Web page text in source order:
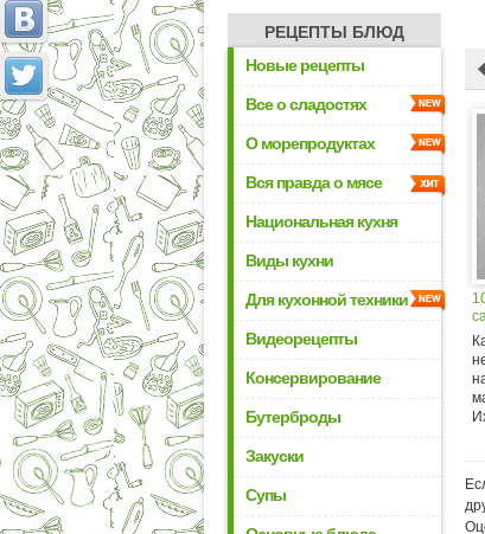
РЕЦЕПТЫ БЛЮД
Новые рецепты
Все о сладостях
О морепродуктах
Вся правда о мясе
Национальная кухня
Виды кухни
Для кухонной техники
Видеорецепты
Консервирование
Бутерброды
Закуски
Супы